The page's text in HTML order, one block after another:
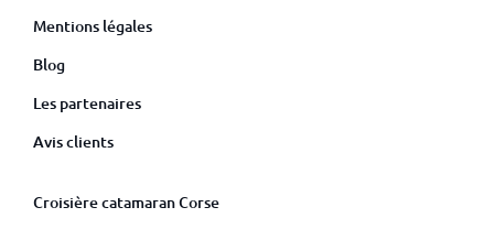
Mentions légales
Blog
Les partenaires
Avis clients
Croisière catamaran Corse